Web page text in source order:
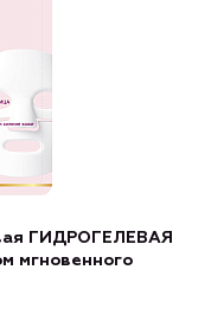
ГИДРОГЕЛЕВАЯ
мгновенного